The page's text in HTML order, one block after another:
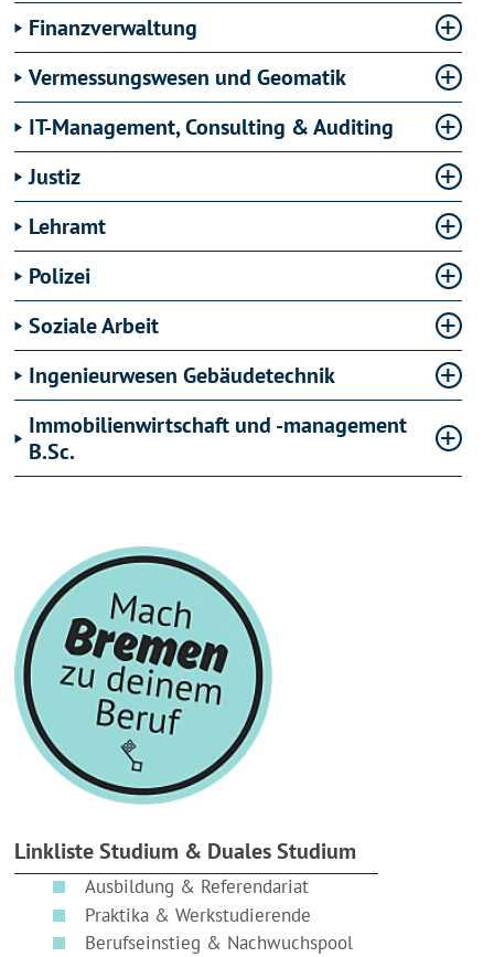
Finanzverwaltung
Vermessungswesen und Geomatik
IT-Management, Consulting & Auditing
Justiz
Lehramt
Polizei
Soziale Arbeit
Ingenieurwesen Gebäudetechnik
Immobilienwirtschaft und -management
B.Sc.
Linkliste Studium & Duales Studium
Ausbildung & Referendariat
Praktika & Werkstudierende
Berufseinstieg & Nachwuchspool